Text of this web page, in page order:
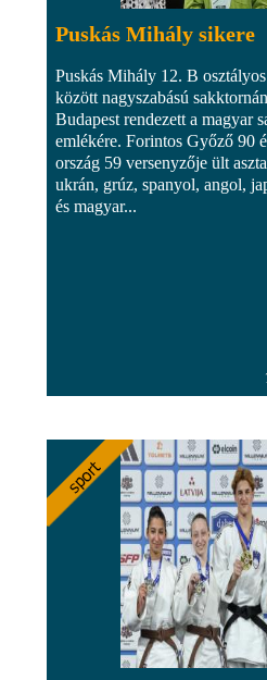
Puskás Mihály sikere
Puskás Mihály 12. B
között nagyszabású
Budapest rendezett a magyar
emlékére. Forintos Győző 90
ország 59 versenyzője ült
ukrán, grúz, spanyol, angol,
és magyar...